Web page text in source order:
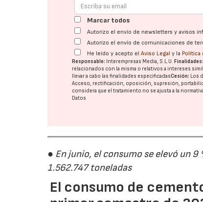
Marcar todos
Autorizo el envío de newsletters y avisos
Autorizo el envío de comunicaciones de
He leído y acepto elAviso Legal y la Política
Responsable: Interempresas Media, S.L.U. Finalidades:
relacionados con la misma o relativos a intereses
llevar a cabo las finalidades especificadasCesión: Los
Acceso, rectificación, oposición, supresión,
considera que el tratamiento no se ajusta a la
Datos
● En junio, el consumo se elevó un
1.562.747 toneladas
El consumo de